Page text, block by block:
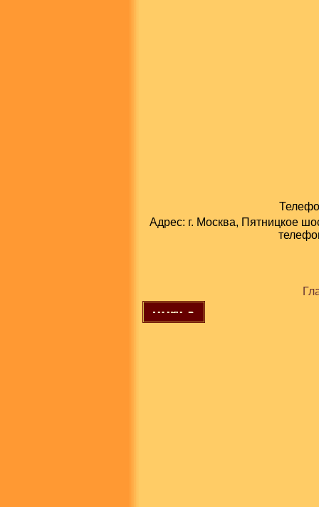
Адрес: г. Москва, Пятницкое